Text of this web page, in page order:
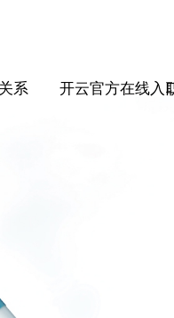
系 开云官方在线入